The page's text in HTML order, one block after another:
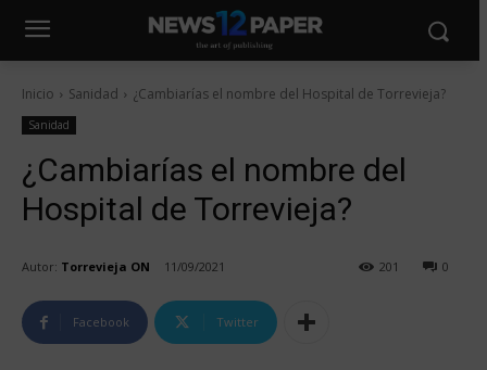
Inicio Sanidad ¿Cambiarías el nombre del Hospital de Torrevieja?
Sanidad
¿Cambiarías el nombre del
Hospital de Torrevieja?
Autor: Torrevieja ON 11/09/2021 0
201
Facebook Twitter